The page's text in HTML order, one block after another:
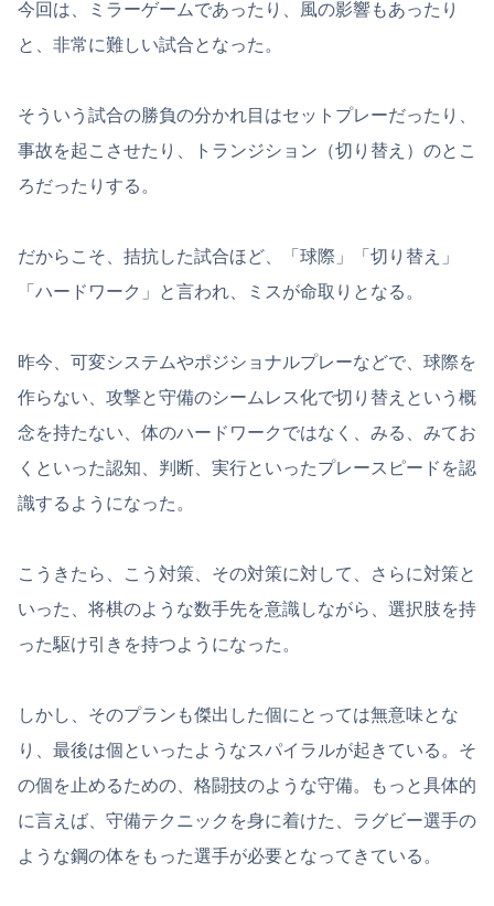
今回は、ミラーゲームであったり、風の影響もあったり
と、非常に難しい試合となった。
そういう試合の勝負の分かれ目はセットプレーだったり、
事故を起こさせたり、トランジション（切り替え）のとこ
ろだったりする。
だからこそ、拮抗した試合ほど、「球際」「切り替え」
「ハードワーク」と言われ、ミスが命取りとなる。
昨今、可変システムやポジショナルプレーなどで、球際を
作らない、攻撃と守備のシームレス化で切り替えという概
念を持たない、体のハードワークではなく、みる、みてお
くといった認知、判断、実行といったプレースピードを認
識するようになった。
こうきたら、こう対策、その対策に対して、さらに対策と
いった、将棋のような数手先を意識しながら、選択肢を持
った駆け引きを持つようになった。
しかし、そのプランも傑出した個にとっては無意味とな
り、最後は個といったようなスパイラルが起きている。そ
の個を止めるための、格闘技のような守備。もっと具体的
に言えば、守備テクニックを身に着けた、ラグビー選手の
ような鋼の体をもった選手が必要となってきている。